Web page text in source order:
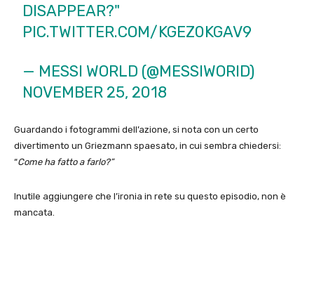
DISAPPEAR?"
PIC.TWITTER.COM/KGEZ0KGAV9
— MESSI WORLD (@MESSIWORID)
NOVEMBER 25, 2018
Guardando i fotogrammi dell’azione, si nota con un certo
divertimento un Griezmann spaesato, in cui sembra chiedersi:
“Come ha fatto a farlo?”
Inutile aggiungere che l’ironia in rete su questo episodio, non è
mancata.